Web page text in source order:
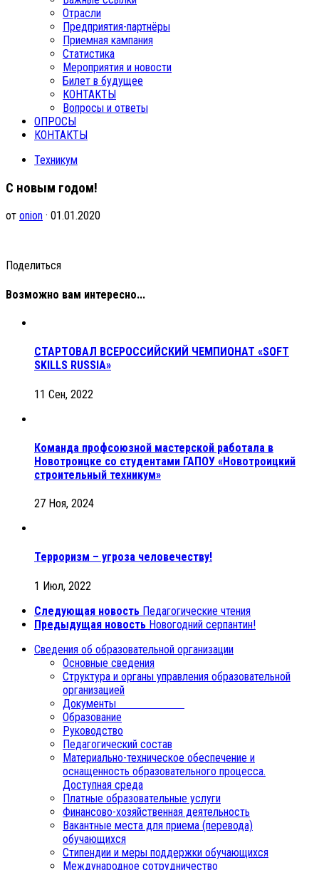
Отрасли
Предприятия-партнёры
Приемная кампания
Статистика
Мероприятия и новости
Билет в будущее
КОНТАКТЫ
Вопросы и ответы
ОПРОСЫ
КОНТАКТЫ
Техникум
С новым годом!
от onion · 01.01.2020
Поделиться
Возможно вам интересно...
СТАРТОВАЛ ВСЕРОССИЙСКИЙ ЧЕМПИОНАТ «SOFT
SKILLS RUSSIA»
11 Сен, 2022
Команда профсоюзной мастерской работала в
Новотроицке со студентами ГАПОУ «Новотроицкий
строительный техникум»
27 Ноя, 2024
Терроризм – угроза человечеству!
1 Июл, 2022
Следующая новость Педагогические чтения
Предыдущая новость Новогодний серпантин!
Сведения об образовательной организации
Основные сведения
Структура и органы управления образовательной
организацией
Документы
Образование
Руководство
Педагогический состав
Материально-техническое обеспечение и
оснащенность образовательного процесса.
Доступная среда
Платные образовательные услуги
Финансово-хозяйственная деятельность
Вакантные места для приема (перевода)
обучающихся
Стипендии и меры поддержки обучающихся
Международное сотрудничество